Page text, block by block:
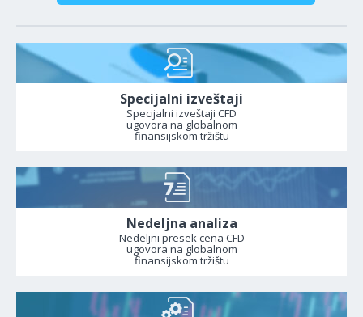
Specijalni izveštaji
Specijalni izveštaji CFD
ugovora na globalnom
finansijskom tržištu
Nedeljna analiza
Nedeljni presek cena CFD
ugovora na globalnom
finansijskom tržištu